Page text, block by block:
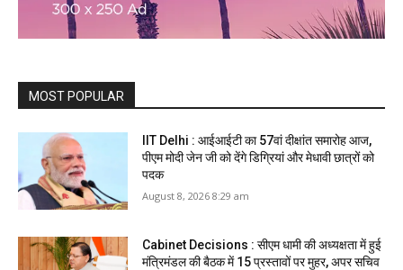
MOST POPULAR
IIT Delhi : आईआईटी का 57वां दीक्षांत समारोह आज,
पीएम मोदी जेन जी को देंगे डिग्रियां और मेधावी छात्रों को
पदक
August 8, 2026 8:29 am
Cabinet Decisions : सीएम धामी की अध्यक्षता में हुई
मंत्रिमंडल की बैठक में 15 प्रस्तावों पर मुहर, अपर सचिव